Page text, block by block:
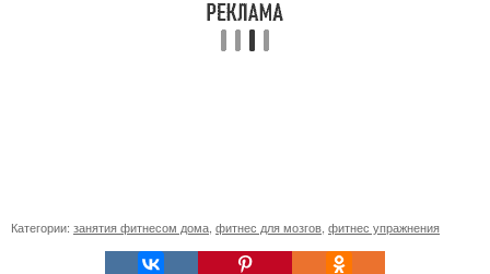
Категории: занятия фитнесом дома фитнес для мозгов фитнес упражнения